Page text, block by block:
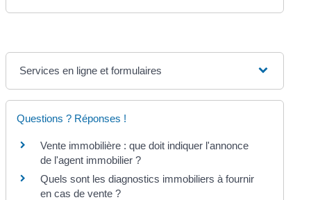
Services en ligne et formulaires
Questions ? Réponses !
Vente immobilière : que doit indiquer l'annonce
de l'agent immobilier ?
Quels sont les diagnostics immobiliers à fournir
en cas de vente ?